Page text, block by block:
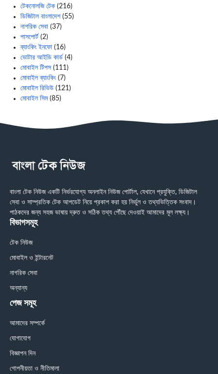
টেকনোলজি টেক (216)
ডিজিটাল বাংলাদেশ(55)
নাগরিক সেবা (37)
পাসপোর্ট (2)
ব্যাংকিং ইনফো (16)
ভোটার আইডি কার্ড (4)
মোবাইল টিপস (111)
মোবাইল ব্যাংকিং (7)
মোবাইল রিভিউ (121)
মোবাইল সিম(85)
বাংলা টেক নিউজ একটি নির্ভরযোগ্য অনলাইন নিউজ পোর্টাল, যেখানে প্রযুক্তি, ডিজিটাল
সেবা ও সাম্প্রতিক টেক আপডেট নিয়ে প্রকাশ করা হয় নির্ভুল ও তথ্যভিত্তিক সংবাদ।
পাঠকদের জন্য সহজ ভাষায় দ্রুত ও সঠিক তথ্য পৌঁছে দেওয়াই আমাদের মূল লক্ষ্য।
বিভাগসমূহ
টেক নিউজ
মোবাইল ও ইন্টারনেট
নাগরিক সেবা
অন্যান্য
পেজ সমূহ
আমাদের সম্পর্কে
যোগাযোগ
বিজ্ঞাপন দিন
গোপনীয়তা ও নীতিমালা